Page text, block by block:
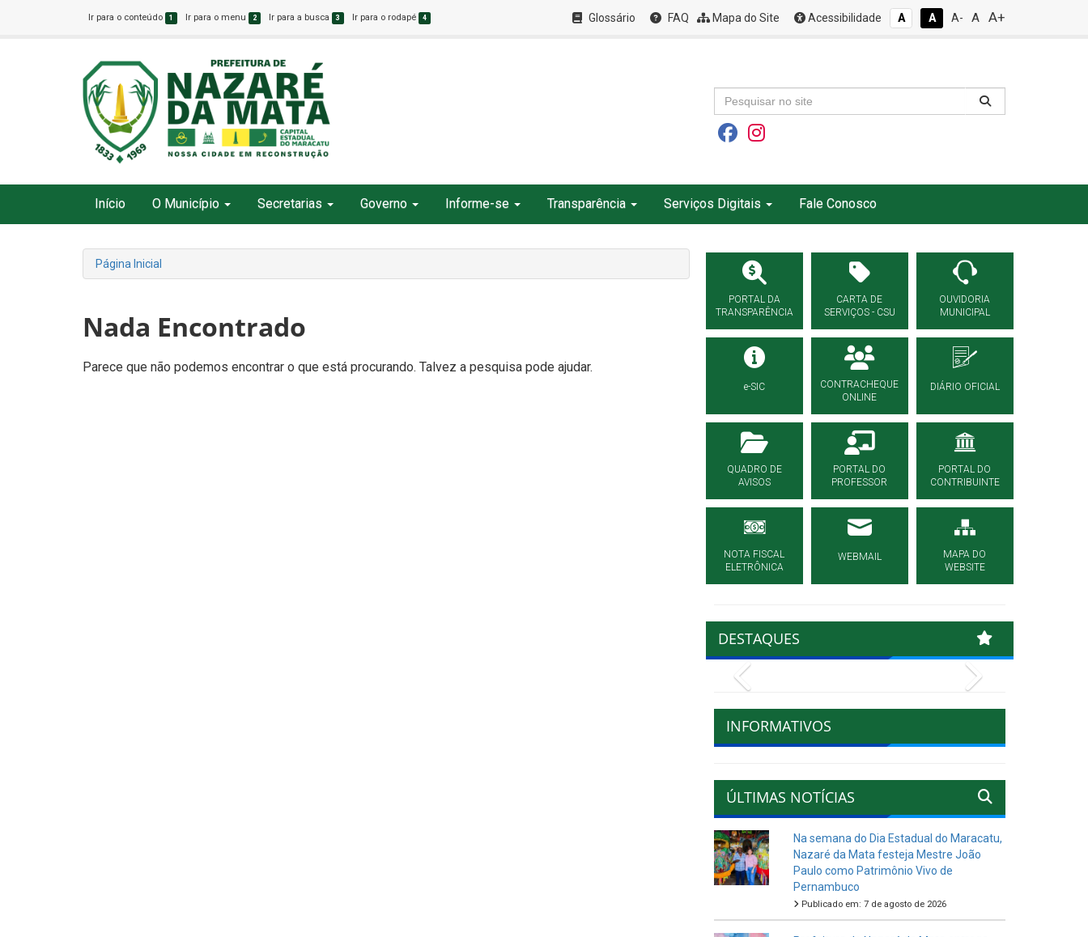
Ir para o conteúdo 1 Ir para o menu 2 Ir para a busca 3 Ir para o rodapé 4 Glossário FAQ Mapa do Site Acessibilidade A A A- A A+
Início O Município Secretarias Governo Informe-se Transparência Serviços Digitais Fale Conosco
Página Inicial
Nada Encontrado
Parece que não podemos encontrar o que está procurando. Talvez a pesquisa pode ajudar.
PORTAL DA
TRANSPARÊNCIA
CARTA DE
SERVIÇOS - CSU
OUVIDORIA
MUNICIPAL
e-SIC
CONTRACHEQUE
ONLINE
DIÁRIO OFICIAL
QUADRO DE
AVISOS
PORTAL DO
PROFESSOR
PORTAL DO
CONTRIBUINTE
NOTA FISCAL
ELETRÔNICA
WEBMAIL
MAPA DO
WEBSITE
DESTAQUES
INFORMATIVOS
ÚLTIMAS NOTÍCIAS
Na semana do Dia Estadual do Maracatu,
Nazaré da Mata festeja Mestre João
Paulo como Patrimônio Vivo de
Pernambuco
Publicado em: 7 de agosto de 2026